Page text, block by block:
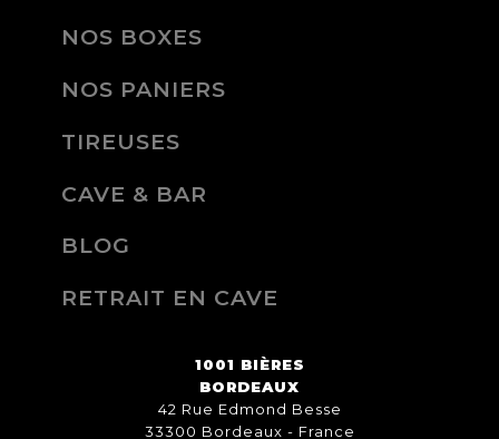
NOS BOXES
NOS PANIERS
TIREUSES
CAVE & BAR
BLOG
RETRAIT EN CAVE
1001 BIÈRES
BORDEAUX
42 Rue Edmond Besse
33300 Bordeaux - France